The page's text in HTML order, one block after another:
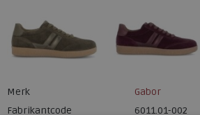
Merk
Gabor
Fabrikantcode
6011.01-002